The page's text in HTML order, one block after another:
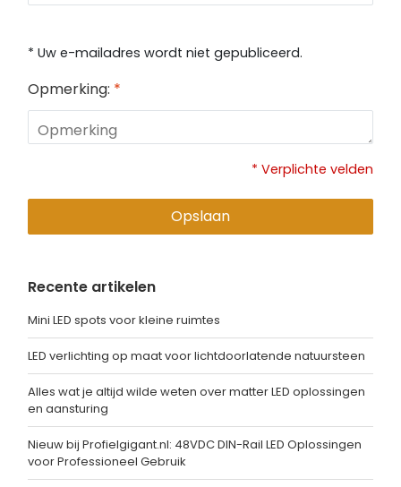
* Uw e-mailadres wordt niet gepubliceerd.
Opmerking: *
* Verplichte velden
Opslaan
Recente artikelen
Mini LED spots voor kleine ruimtes
LED verlichting op maat voor lichtdoorlatende natuursteen
Alles wat je altijd wilde weten over matter LED oplossingen
en aansturing
Nieuw bij Profielgigant.nl: 48VDC DIN-Rail LED Oplossingen
voor Professioneel Gebruik